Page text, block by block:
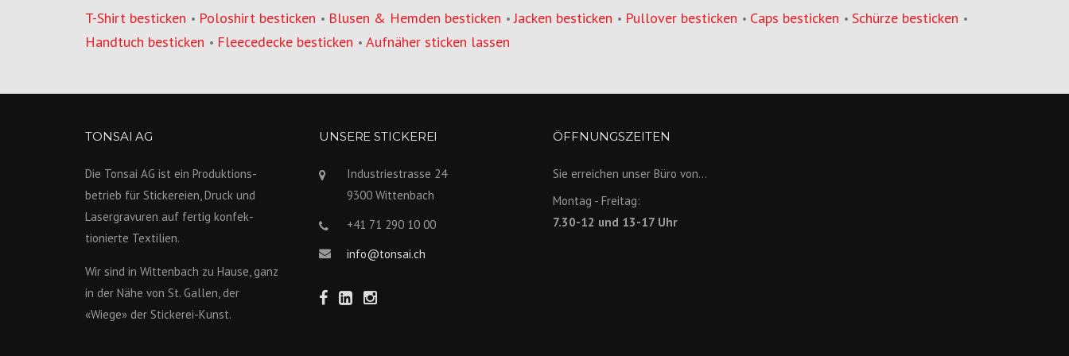
T-Shirt besticken • Poloshirt besticken • Blusen & Hemden besticken •Jacken besticken • Pullover besticken • Caps besticken • Schürze besticken •
Handtuch besticken • Fleecedecke besticken • Aufnäher sticken lassen
TONSAI AG
Die Tonsai AG ist ein Produktions­
betrieb für Stickereien, Druck und
Lasergravuren auf fertig konfek­
tionierte Textilien.
Wir sind in Wittenbach zu Hause, ganz
in der Nähe von St. Gallen, der
«Wiege» der Stickerei-Kunst.
UNSERE STICKEREI
Industriestrasse 24
9300 Wittenbach
+41 71 290 10 00
info@tonsai.ch
ÖFFNUNGSZEITEN
Sie erreichen unser Büro von...
Montag - Freitag:
7.30-12 und 13-17 Uhr